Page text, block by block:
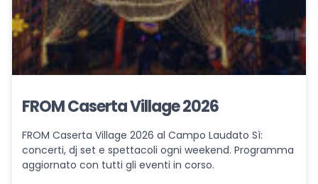
FROM Caserta Village 2026
FROM Caserta Village 2026 al Campo Laudato Sì:
concerti, dj set e spettacoli ogni weekend. Programma
aggiornato con tutti gli eventi in corso.